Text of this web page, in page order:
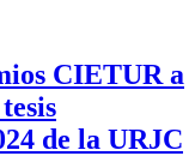
CIETUR a
de la URJC